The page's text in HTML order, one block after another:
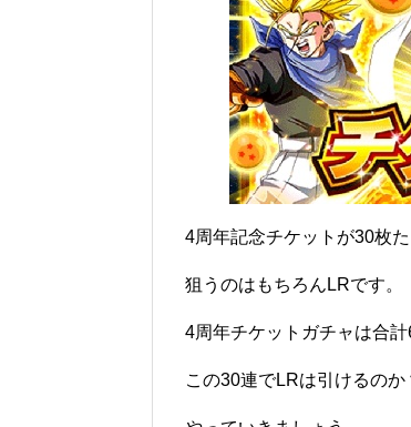
4周年記念チケットが30枚
狙うのはもちろんLRです。
4周年チケットガチャは合
この30連でLRは引けるのか